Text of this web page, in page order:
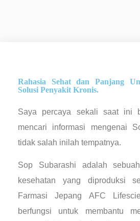
Rahasia Sehat dan Panjang
Solusi Penyakit Kronis.
Saya percaya sekali saat ini
mencari informasi mengenai
tidak salah inilah tempatnya.
Sop Subarashi adalah
kesehatan yang diproduksi
Farmasi Jepang AFC
berfungsi untuk membantu